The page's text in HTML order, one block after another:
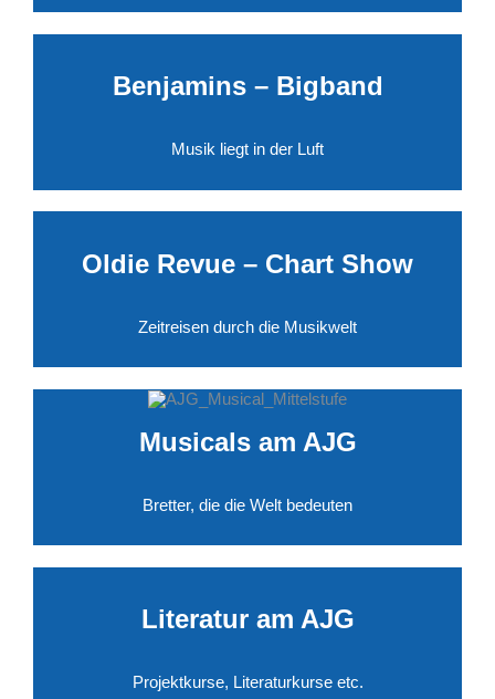
Benjamins – Bigband
Musik liegt in der Luft
Oldie Revue – Chart Show
Zeitreisen durch die Musikwelt
Musicals am AJG
Bretter, die die Welt bedeuten
Literatur am AJG
Projektkurse, Literaturkurse etc.